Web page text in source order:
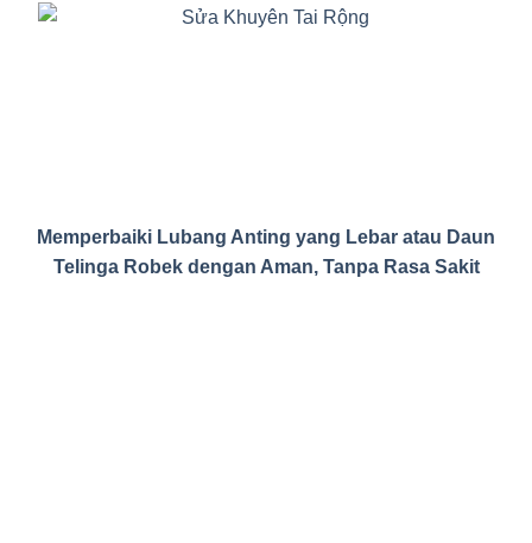
Memperbaiki Lubang Anting yang Lebar atau Daun
Telinga Robek dengan Aman, Tanpa Rasa Sakit